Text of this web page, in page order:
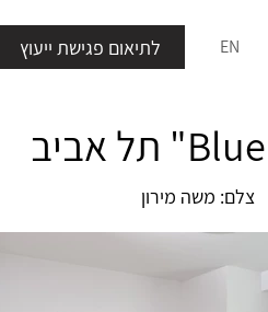
לתיאום פגישת ייעוץ EN
צלם: משה מירון